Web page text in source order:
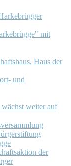
mit
Haus der
und
weiter auf
der